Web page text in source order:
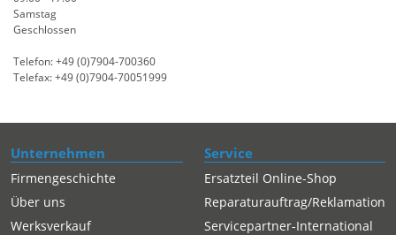
Samstag
Geschlossen
Telefon: +49 (0)7904-700360
Telefax: +49 (0)7904-70051999
Unternehmen
Firmengeschichte
Über uns
Werksverkauf
Service
Ersatzteil Online-Shop
Reparaturauftrag/Reklamation
Servicepartner-International